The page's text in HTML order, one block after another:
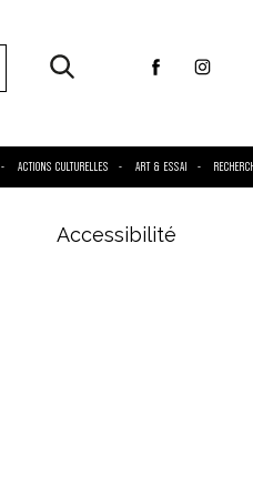
ACTIONS CULTURELLES ART & ESSAI
Accessibilité